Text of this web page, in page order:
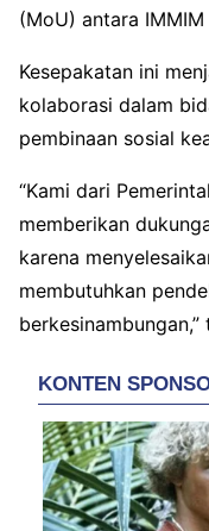
(MoU) antara
Kesepakatan ini
kolaborasi dalam
pembinaan sosial
“Kami dari
memberikan
karena
membutuhkan